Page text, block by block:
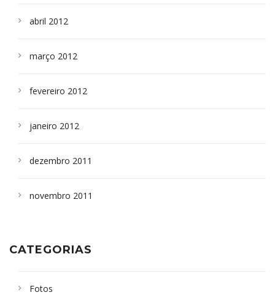
abril 2012
março 2012
fevereiro 2012
janeiro 2012
dezembro 2011
novembro 2011
CATEGORIAS
Fotos